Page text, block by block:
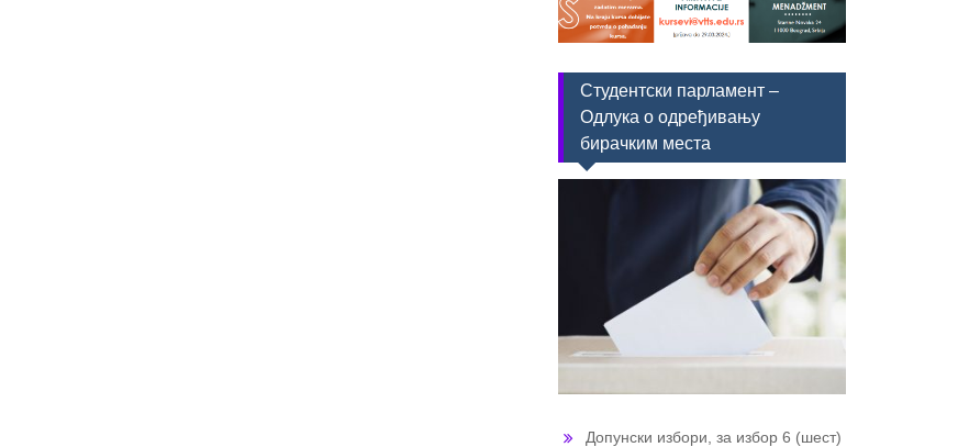
Студентски парламент –
Одлука о одређивању
бирачким места
Допунски избори, за избор 6 (шест)